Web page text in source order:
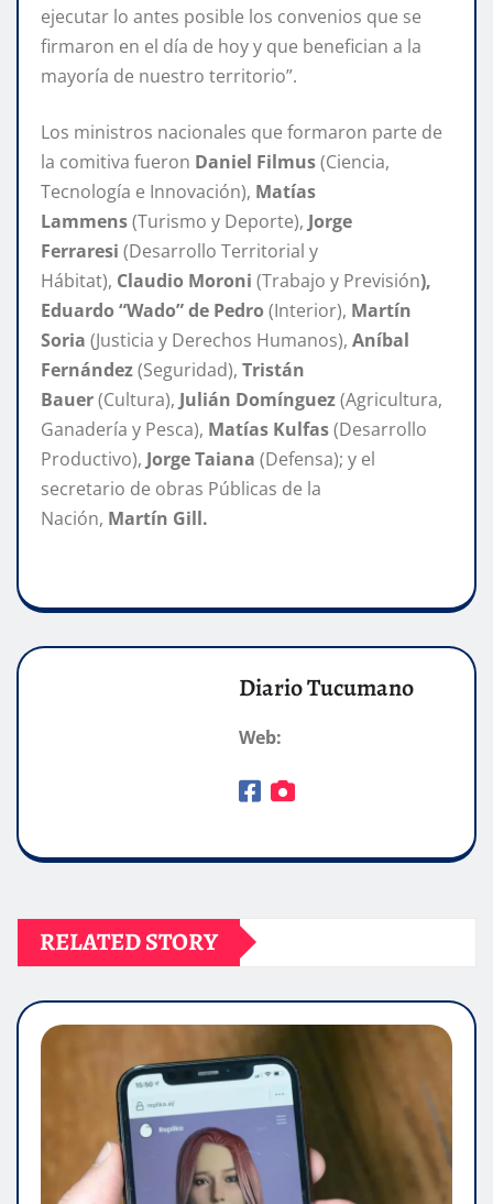
ejecutar lo antes posible los convenios que se
firmaron en el día de hoy y que benefician a la
mayoría de nuestro territorio”.
Los ministros nacionales que formaron parte de
la comitiva fueron Daniel Filmus(Ciencia,
Tecnología e Innovación), Matías
Lammens(Turismo y Deporte), Jorge
Ferraresi (Desarrollo Territorial y
Hábitat), Claudio Moroni (Trabajo y Previsión),
Eduardo “Wado” de Pedro (Interior), Martín
Soria (Justicia y Derechos Humanos), Aníbal
Fernández(Seguridad), Tristán
Bauer(Cultura), Julián Domínguez(Agricultura,
Ganadería y Pesca), Matías Kulfas(Desarrollo
Productivo), Jorge Taiana (Defensa); y el
secretario de obras Públicas de la
Nación, Martín Gill.
Diario Tucumano
Web:
RELATED STORY